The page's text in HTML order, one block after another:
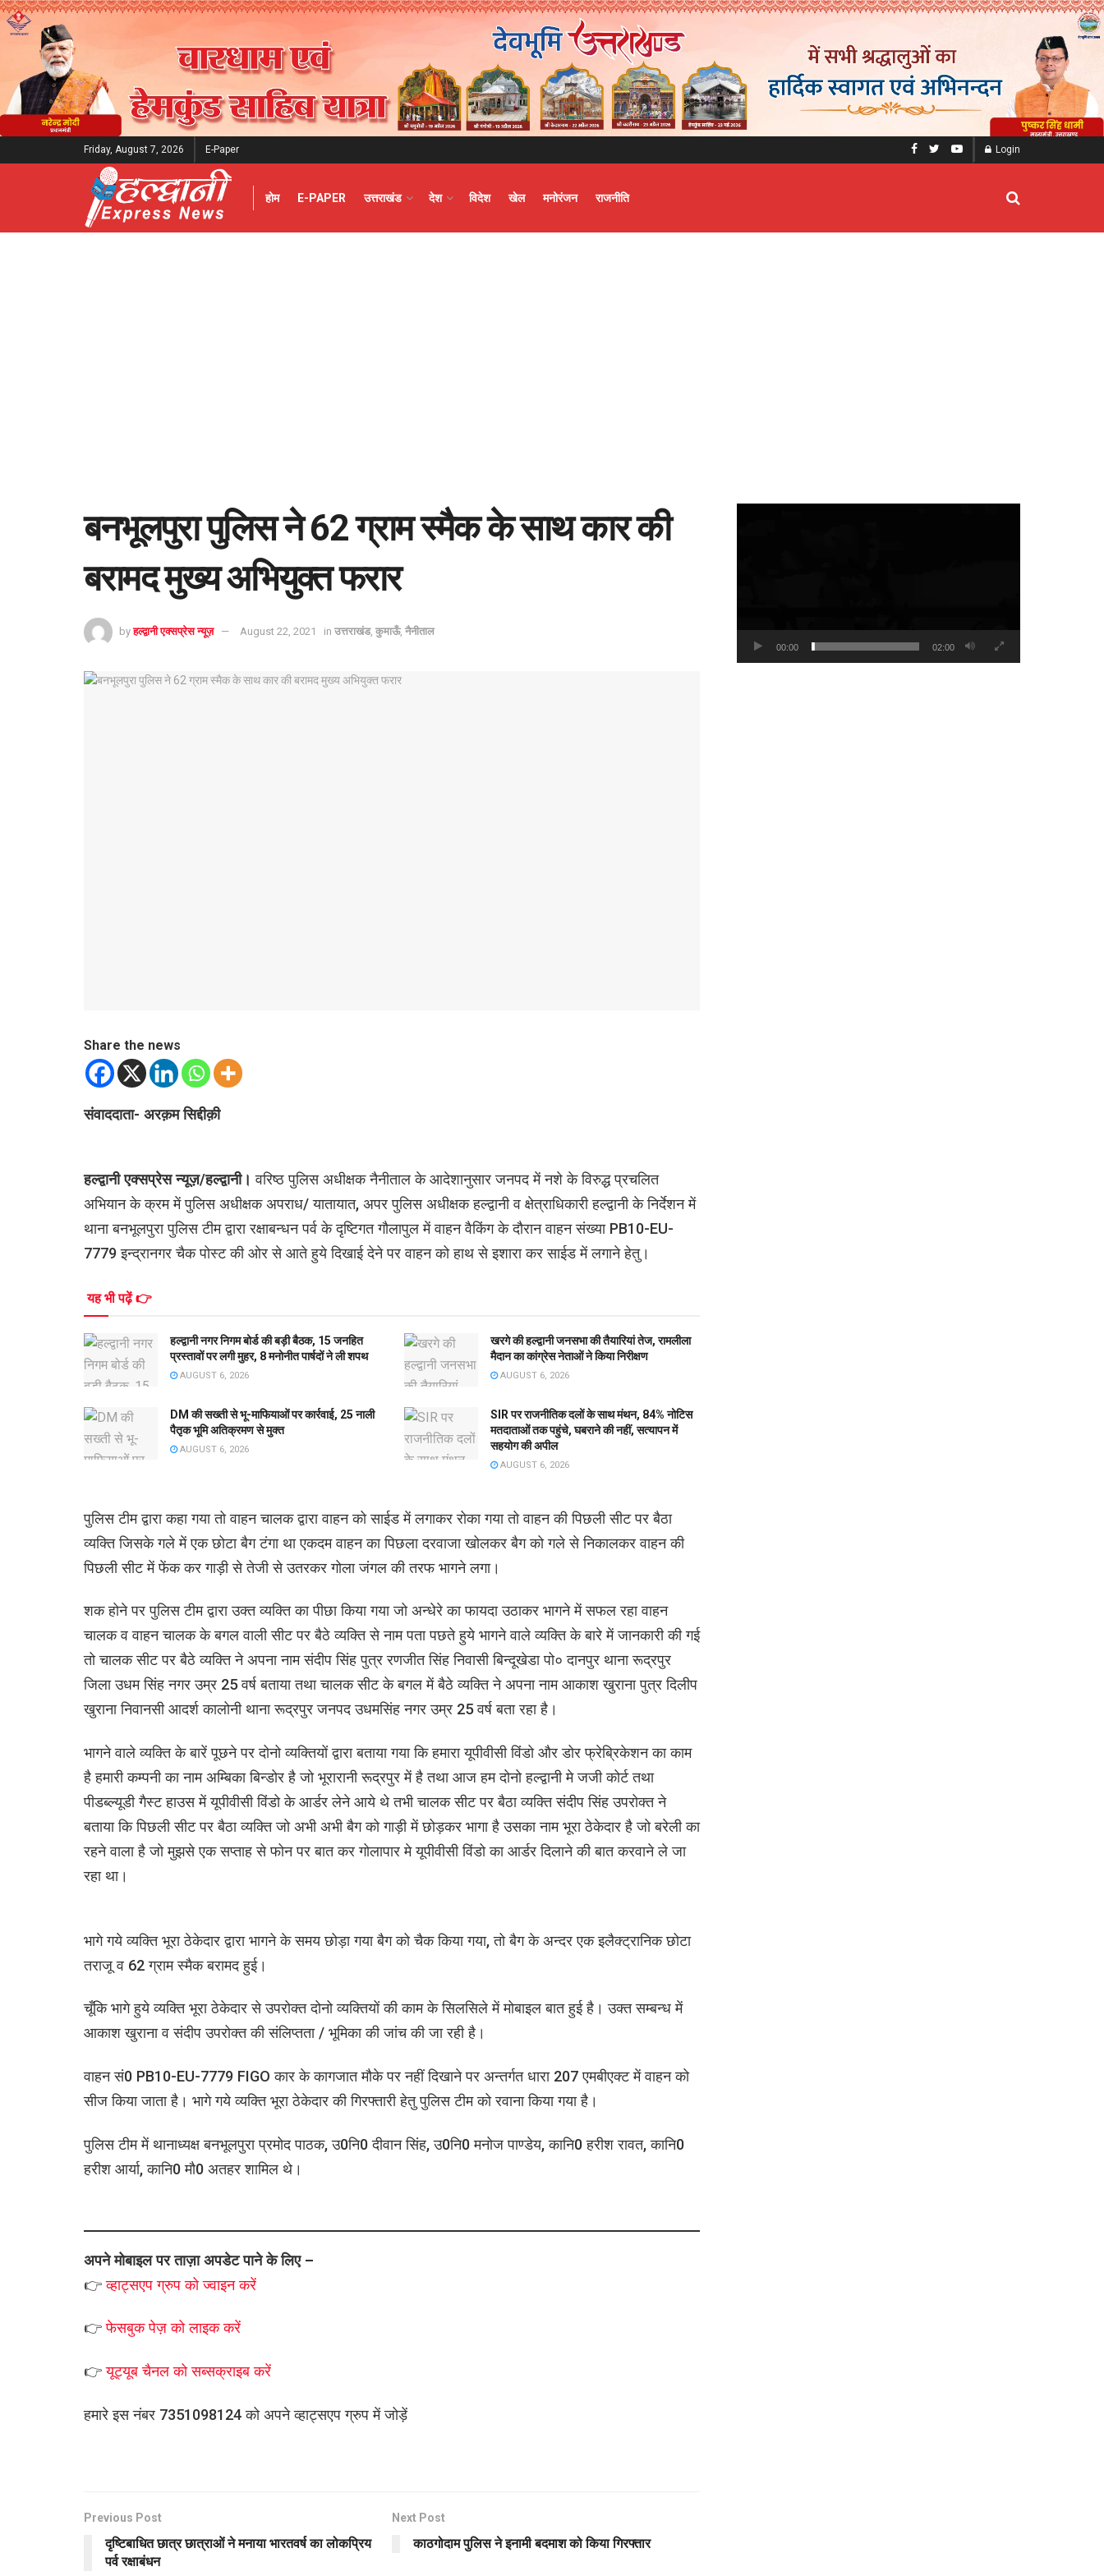
Friday, August 7, 2026 E-Paper Login
होम E-PAPER उत्तराखंड देश विदेश खेल मनोरंजन राजनीति
बनभूलपुरा पुलिस ने 62 ग्राम स्मैक के साथ कार की
बरामद मुख्य अभियुक्त फरार
by हल्द्वानी एक्सप्रेस न्यूज़ August 22, 2021 in उत्तराखंड, कुमाऊँ, नैनीताल
Share the news
संवाददाता- अरक़म सिद्दीक़ी
हल्द्वानी एक्सप्रेस न्यूज़/हल्द्वानी। वरिष्ठ पुलिस अधीक्षक नैनीताल के आदेशानुसार जनपद में नशे के विरुद्ध प्रचलित
अभियान के क्रम में पुलिस अधीक्षक अपराध/ यातायात, अपर पुलिस अधीक्षक हल्द्वानी व क्षेत्राधिकारी हल्द्वानी के निर्देशन में
थाना बनभूलपुरा पुलिस टीम द्वारा रक्षाबन्धन पर्व के दृष्टिगत गौलापुल में वाहन वैकिंग के दौरान वाहन संख्या PB10-EU-
7779 इन्द्रानगर चैक पोस्ट की ओर से आते हुये दिखाई देने पर वाहन को हाथ से इशारा कर साईड में लगाने हेतु।
यह भी पढ़ें 👉
हल्द्वानी नगर निगम बोर्ड की बड़ी बैठक, 15 जनहित
प्रस्तावों पर लगी मुहर, 8 मनोनीत पार्षदों ने ली शपथ
AUGUST 6, 2026
खरगे की हल्द्वानी जनसभा की तैयारियां तेज, रामलीला
मैदान का कांग्रेस नेताओं ने किया निरीक्षण
AUGUST 6, 2026
DM की सख्ती से भू-माफियाओं पर कार्रवाई, 25 नाली
पैतृक भूमि अतिक्रमण से मुक्त
AUGUST 6, 2026
SIR पर राजनीतिक दलों के साथ मंथन, 84% नोटिस
मतदाताओं तक पहुंचे, घबराने की नहीं, सत्यापन में
सहयोग की अपील
AUGUST 6, 2026
पुलिस टीम द्वारा कहा गया तो वाहन चालक द्वारा वाहन को साईड में लगाकर रोका गया तो वाहन की पिछली सीट पर बैठा
व्यक्ति जिसके गले में एक छोटा बैग टंगा था एकदम वाहन का पिछला दरवाजा खोलकर बैग को गले से निकालकर वाहन की
पिछली सीट में फेंक कर गाड़ी से तेजी से उतरकर गोला जंगल की तरफ भागने लगा।
शक होने पर पुलिस टीम द्वारा उक्त व्यक्ति का पीछा किया गया जो अन्धेरे का फायदा उठाकर भागने में सफल रहा वाहन
चालक व वाहन चालक के बगल वाली सीट पर बैठे व्यक्ति से नाम पता पछते हुये भागने वाले व्यक्ति के बारे में जानकारी की गई
तो चालक सीट पर बैठे व्यक्ति ने अपना नाम संदीप सिंह पुत्र रणजीत सिंह निवासी बिन्दूखेडा पो० दानपुर थाना रूद्रपुर
जिला उधम सिंह नगर उम्र 25 वर्ष बताया तथा चालक सीट के बगल में बैठे व्यक्ति ने अपना नाम आकाश खुराना पुत्र दिलीप
खुराना निवानसी आदर्श कालोनी थाना रूद्रपुर जनपद उधमसिंह नगर उम्र 25 वर्ष बता रहा है।
भागने वाले व्यक्ति के बारें पूछने पर दोनो व्यक्तियों द्वारा बताया गया कि हमारा यूपीवीसी विंडो और डोर फ्रेब्रिकेशन का काम
है हमारी कम्पनी का नाम अम्बिका बिन्डोर है जो भूरारानी रूद्रपुर में है तथा आज हम दोनो हल्द्वानी मे जजी कोर्ट तथा
पीडब्ल्यूडी गैस्ट हाउस में यूपीवीसी विंडो के आर्डर लेने आये थे तभी चालक सीट पर बैठा व्यक्ति संदीप सिंह उपरोक्त ने
बताया कि पिछली सीट पर बैठा व्यक्ति जो अभी अभी बैग को गाड़ी में छोड़कर भागा है उसका नाम भूरा ठेकेदार है जो बरेली का
रहने वाला है जो मुझसे एक सप्ताह से फोन पर बात कर गोलापार मे यूपीवीसी विंडो का आर्डर दिलाने की बात करवाने ले जा
रहा था।
भागे गये व्यक्ति भूरा ठेकेदार द्वारा भागने के समय छोड़ा गया बैग को चैक किया गया, तो बैग के अन्दर एक इलैक्ट्रानिक छोटा
तराजू व 62 ग्राम स्मैक बरामद हुई।
चूँकि भागे हुये व्यक्ति भूरा ठेकेदार से उपरोक्त दोनो व्यक्तियों की काम के सिलसिले में मोबाइल बात हुई है। उक्त सम्बन्ध में
आकाश खुराना व संदीप उपरोक्त की संलिप्तता / भूमिका की जांच की जा रही है।
वाहन सं0 PB10-EU-7779 FIGO कार के कागजात मौके पर नहीं दिखाने पर अन्तर्गत धारा 207 एमबीएक्ट में वाहन को
सीज किया जाता है। भागे गये व्यक्ति भूरा ठेकेदार की गिरफ्तारी हेतु पुलिस टीम को रवाना किया गया है।
पुलिस टीम में थानाध्यक्ष बनभूलपुरा प्रमोद पाठक, उ0नि0 दीवान सिंह, उ0नि0 मनोज पाण्डेय, कानि0 हरीश रावत, कानि0
हरीश आर्या, कानि0 मौ0 अतहर शामिल थे।
अपने मोबाइल पर ताज़ा अपडेट पाने के लिए –
👉व्हाट्सएपग्रुप कोज्वाइन करें
👉फेसबुक पेज़ को लाइक करें
👉यूट्यूब चैनल को सब्सक्राइब करें
हमारे इस नंबर 7351098124 को अपने व्हाट्सएप ग्रुप में जोड़ें
Previous Post
दृष्टिबाधित छात्र छात्राओं ने मनाया भारतवर्ष का लोकप्रिय
पर्व रक्षाबंधन
Next Post
काठगोदाम पुलिस ने इनामी बदमाश को किया गिरफ्तार
00:00 02:00